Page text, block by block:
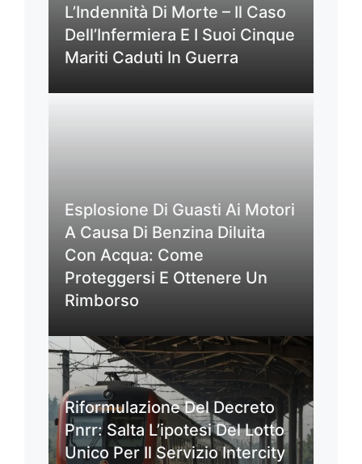
L’Indennità Di Morte – Il Caso
Dell’Infermiera E I Suoi Cinque
Mariti Caduti In Guerra
Esplosione Di Guasti Ai Motori
A Causa Di Benzina Diluita
Con Acqua: Come
Proteggersi E Ottenere Un
Rimborso
Riformulazione Del Decreto
Pnrr: Salta L’ipotesi Del Lotto
Unico Per Il Servizio Intercity